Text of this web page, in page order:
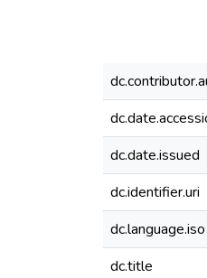
dc.date.issued
dc.identifier.uri
dc.language.iso
dc.title